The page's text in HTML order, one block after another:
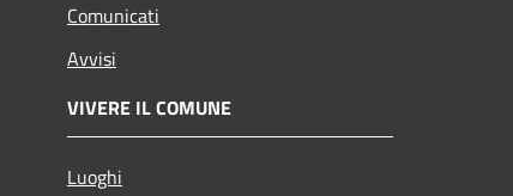
Comunicati
Avvisi
VIVERE IL COMUNE
Luoghi